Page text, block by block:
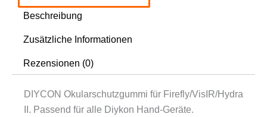
Beschreibung
Zusätzliche Informationen
Rezensionen (0)
DIYCON Okularschutzgummi für Firefly/VisIR/Hydra
II. Passend für alle Diykon Hand-Geräte.